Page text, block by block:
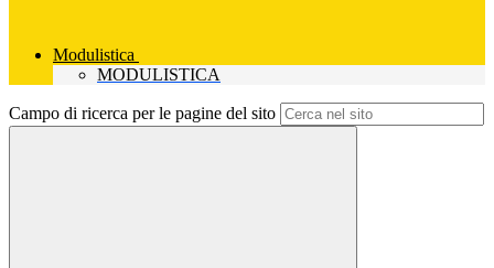
Modulistica
MODULISTICA
Campo di ricerca per le pagine del sito